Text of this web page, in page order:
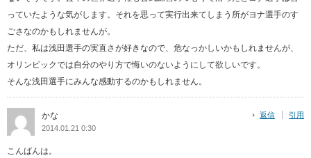
っていたような気がします。それを思って実行出来てしまう所がヨナ選手のす
ごさなのかもしれませんが。
ただ、私は浅田選手の実直さが好きなので、危なっかしいかもしれませんが、
オリンピックでは自分のやり方で悔いのないようにして欲しいです。
そんな浅田選手にみんな感動するのかもしれません。
かな
2014.01.21 0:30
返信 引用
こんばんは。